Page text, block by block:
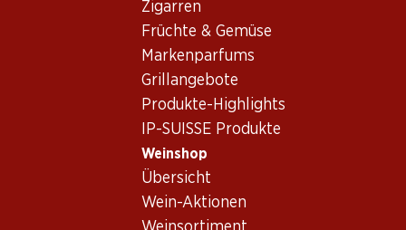
Zigarren
Früchte & Gemüse
Markenparfums
Grillangebote
Produkte-Highlights
IP-SUISSE Produkte
Weinshop
Übersicht
Wein-Aktionen
Bio Château Fonroque Saint-
Emiilion AOC